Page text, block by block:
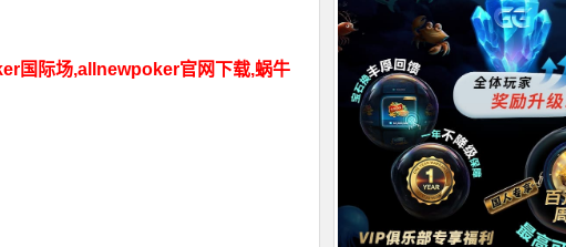
国际场,allnewpoker官网下载,蜗牛